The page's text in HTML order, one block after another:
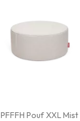
PFFFH Pouf XXL Mist